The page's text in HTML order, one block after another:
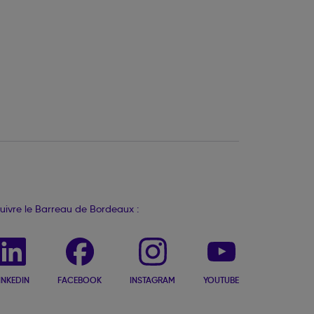
le Barreau de Bordeaux :
FACEBOOK INSTAGRAM YOUTUBE